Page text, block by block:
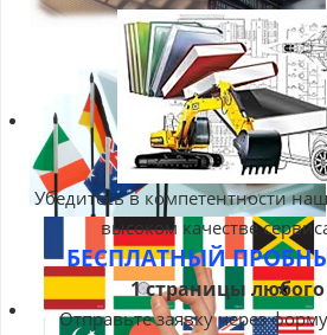
Убедитесь в компетентности
высоком качестве
БЕСПЛАТНЫЙ
1 страницы любого
Отправьте заявку через